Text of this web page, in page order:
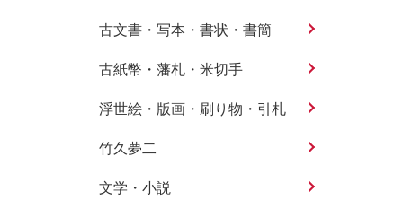
古文書・写本・書状・書簡
古紙幣・藩札・米切手
浮世絵・版画・刷り物・引札
竹久夢二
文学・小説